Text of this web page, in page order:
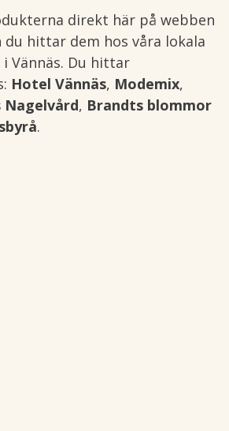
direkt här på webben
du hittar dem hos våra lokala
Vännäs. Du hittar
Hotel Vännäs, Modemix,
Nagelvård, Brandts blommor
.